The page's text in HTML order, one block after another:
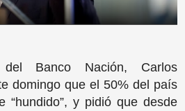
Banco Nación, Carlos
domingo que el 50% del país
“hundido”, y pidió que desde